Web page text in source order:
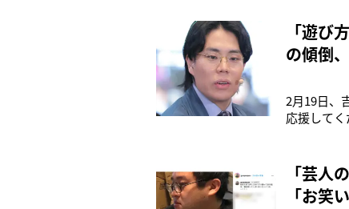
から始ま
に抜擢さ
「遊び
の傾倒
2月19日、
応援して
《今回の
せていた
「芸人
「お笑